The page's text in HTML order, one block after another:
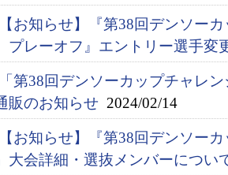
【お知らせ】『第38回デンソ
レーオフ』エントリー選手変
「第38回デンソーカップチャレ
販のお知らせ 2024/02/14
【お知らせ】『第38回デンソ
大会詳細・選抜メンバーについ